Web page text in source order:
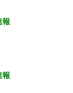
報
報